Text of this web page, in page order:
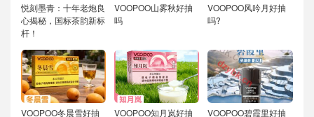
悦刻墨青：十年老炮良
心揭秘，国标茶韵新标
杆！
VOOPOO山雾秋好抽
吗
VOOPOO风吟月好抽
吗?
VOOPOO冬晨雪好抽 VOOPOO知月岚好抽 VOOPOO碧霞里好抽